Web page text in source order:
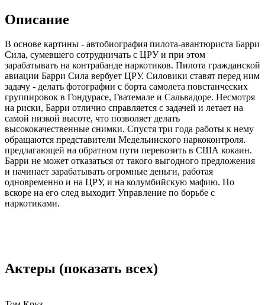
Описание
В основе картины - автобиография пилота-авантюриста Барри
Сила, сумевшего сотрудничать с ЦРУ и при этом
зарабатывать на контрабанде наркотиков. Пилота гражданской
авиации Барри Сила вербует ЦРУ. Силовики ставят перед ним
задачу - делать фотографии с борта самолета повстанческих
группировок в Гондурасе, Гватемале и Сальвадоре. Несмотря
на риски, Барри отлично справляется с задачей и летает на
самой низкой высоте, что позволяет делать
высококачественные снимки. Спустя три года работы к нему
обращаются представители Медельинского наркоконтроля.
предлагающей на обратном пути перевозить в США кокаин.
Барри не может отказаться от такого выгодного предложения
и начинает зарабатывать огромные деньги, работая
одновременно и на ЦРУ, и на колумбийскую мафию. Но
вскоре на его след выходит Управление по борьбе с
наркотиками.
Актеры (показать всех)